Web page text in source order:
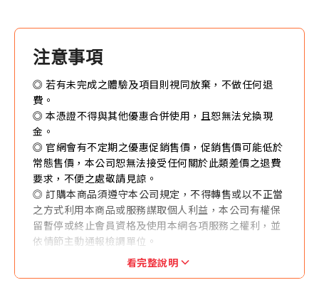
注意事項
◎ 若有未完成之體驗及項目則視同放棄，不做任何退
費。
◎ 本憑證不得與其他優惠合併使用，且恕無法兌換現
金。
◎ 官網會有不定期之優惠促銷售價，促銷售價可能低於
常態售價，本公司恕無法接受任何關於此類差價之退費
要求，不便之處敬請見諒。
◎ 訂購本商品須遵守本公司規定，不得轉售或以不正當
之方式利用本商品或服務謀取個人利益，本公司有權保
留暫停或終止會員資格及使用本網各項服務之權利，並
依情節主動通報檢調單位。
◎ 如因天候等不可抗拒之因素，店家保有更改及取消行
看完整說明